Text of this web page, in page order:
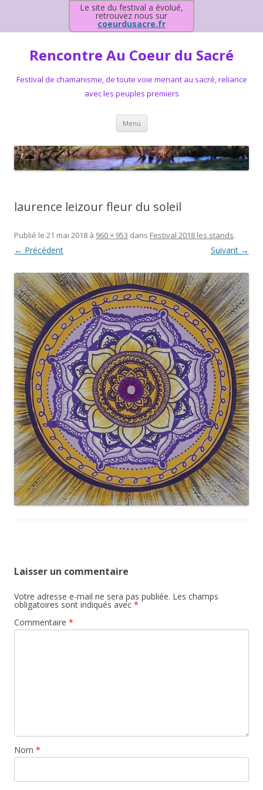
Le site du festival a évolué,
retrouvez nous sur
coeurdusacre.fr
Rencontre Au Coeur du Sacré
Festival de chamanisme, de toute voie menant au sacré, reliance
avec les peuples premiers
Menu Aller au contenu principal
laurence leizour fleur du soleil
Publié le 21 mai 2018 à 960 × 953 dans Festival 2018 les stands.
← Précédent Suivant →
Laisser un commentaire
Votre adresse e-mail ne sera pas publiée. Les champs
obligatoires sont indiqués avec *
Commentaire *
Nom *